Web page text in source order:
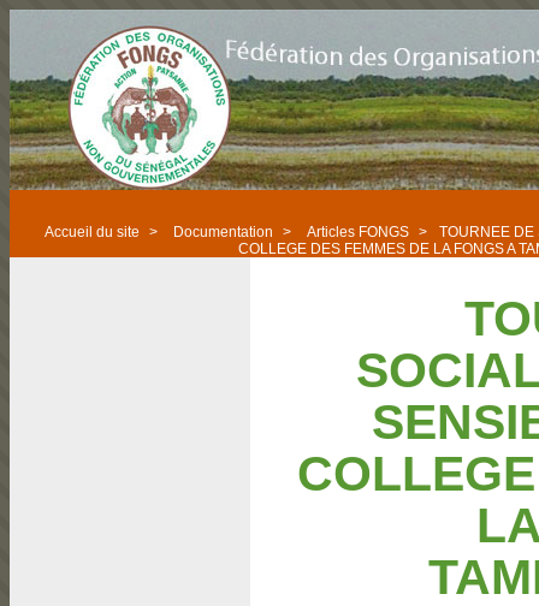
Accueil du site > Documentation > Articles FONGS >
TOURNEE DE
COLLEGE DES FEMMES DE LA FONGS A